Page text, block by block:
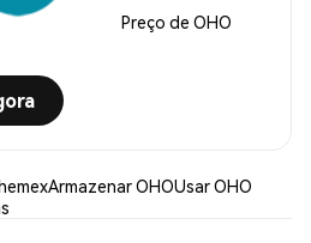
Preço de OHO
Armazenar OHOUsar OHO